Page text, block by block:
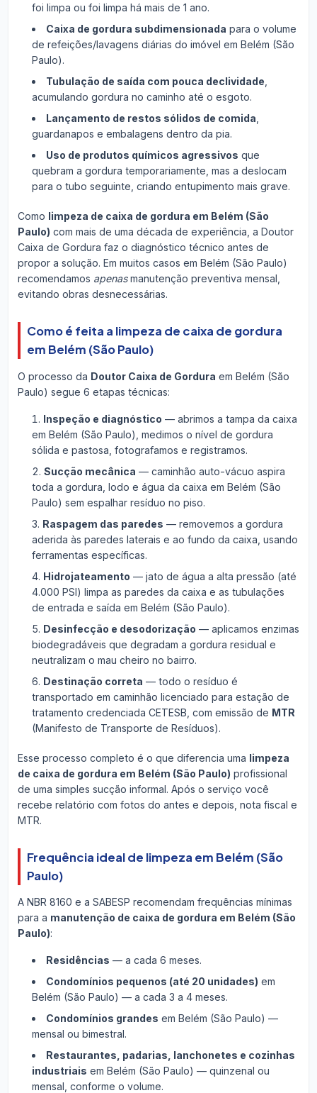
foi limpa ou foi limpa há mais de 1 ano.
Caixa de gordura subdimensionada para o volume
de refeições/lavagens diárias do imóvel em Belém (São
Paulo).
Tubulação de saída com pouca declividade
acumulando gordura no caminho até o esgoto.
Lançamento de restos sólidos de comida
guardanapos e embalagens dentro da pia.
Uso de produtos químicos agressivos que
quebram a gordura temporariamente, mas a deslocam
para o tubo seguinte, criando entupimento mais grave.
Como limpeza de caixa de gordura em Belém (São
Paulo) com mais de uma década de experiência, a Doutor
Caixa de Gordura faz o diagnóstico técnico antes de
propor a solução. Em muitos casos em Belém (São Paulo)
recomendamos apenasmanutenção preventiva mensal,
evitando obras desnecessárias.
Como é feita a limpeza de caixa de gordura
em Belém (São Paulo)
O processo da Doutor Caixa de Gordura em Belém (São
Paulo) segue 6 etapas técnicas:
Inspeção e diagnóstico — abrimos a tampa da caixa
em Belém (São Paulo), medimos o nível de gordura
sólida e pastosa, fotografamos e registramos.
Sucção mecânica — caminhão auto-vácuo aspira
toda a gordura, lodo e água da caixa em Belém (São
Paulo) sem espalhar resíduo no piso.
Raspagem das paredes — removemos a gordura
aderida às paredes laterais e ao fundo da caixa, usando
ferramentas específicas.
Hidrojateamento — jato de água a alta pressão (até
4.000 PSI) limpa as paredes da caixa e as tubulações
de entrada e saída em Belém (São Paulo).
Desinfecção e desodorização — aplicamos enzimas
biodegradáveis que degradam a gordura residual e
neutralizam o mau cheiro no bairro.
Destinação correta — todo o resíduo é
transportado em caminhão licenciado para estação de
tratamento credenciada CETESB, com emissão de MTR
(Manifesto de Transporte de Resíduos).
Esse processo completo é o que diferencia uma limpeza
de caixa de gordura em Belém (São Paulo) profissional
de uma simples sucção informal. Após o serviço você
recebe relatório com fotos do antes e depois, nota fiscal e
MTR.
Frequência ideal de limpeza em Belém (São
Paulo)
A NBR 8160 e a SABESP recomendam frequências mínimas
para a manutenção de caixa de gordura em Belém (São
Paulo):
Residências — a cada 6 meses.
Condomínios pequenos (até 20 unidades) em
Belém (São Paulo) — a cada 3 a 4 meses.
Condomínios grandes em Belém (São Paulo) —
mensal ou bimestral.
Restaurantes, padarias, lanchonetes e cozinhas
industriais em Belém (São Paulo) — quinzenal ou
mensal, conforme o volume.